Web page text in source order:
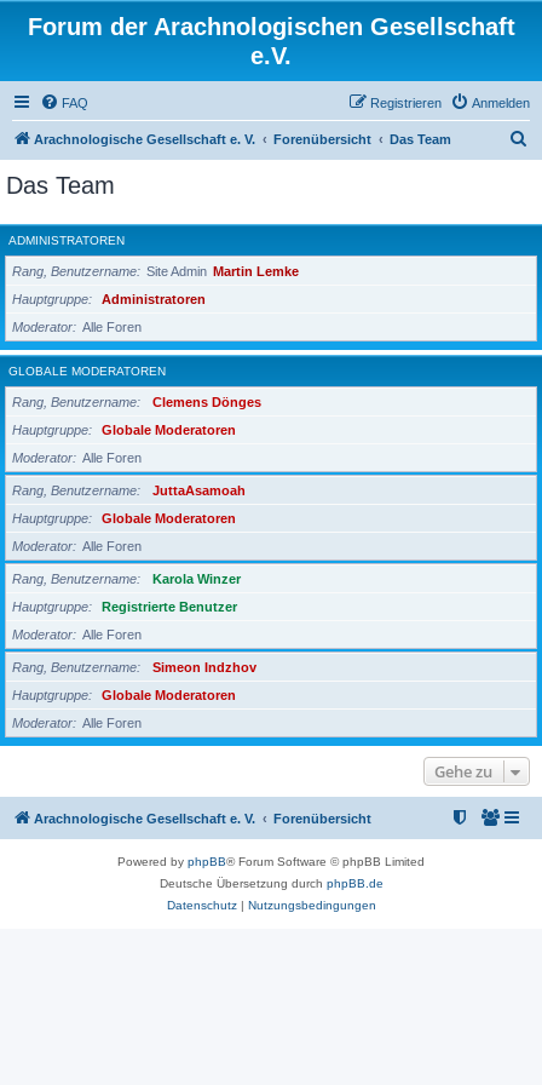
Forum der Arachnologischen Gesellschaft
e.V.
FAQ Anmelden
Registrieren
Arachnologische Gesellschaft e. V. Forenübersicht Das Team
h
e
Das Team
ADMINISTRATOREN
Rang, Benutzername Site Admin Martin Lemke
Hauptgruppe
Administratoren
Moderator
Alle Foren
GLOBALE MODERATOREN
Rang, Benutzername
Clemens Dönges
Hauptgruppe
Globale Moderatoren
Moderator
Alle Foren
Rang, Benutzername
JuttaAsamoah
Hauptgruppe
Globale Moderatoren
Moderator
Alle Foren
Rang, Benutzername
Karola Winzer
Hauptgruppe
Registrierte Benutzer
Moderator
Alle Foren
Rang, Benutzername
Simeon Indzhov
Hauptgruppe
Globale Moderatoren
Moderator
Alle Foren
Gehe zu
Arachnologische Gesellschaft e. V. Forenübersicht
Powered by phpBB® Forum Software © phpBB Limited
Deutsche Übersetzung durch phpBB.de
Datenschutz| Nutzungsbedingungen